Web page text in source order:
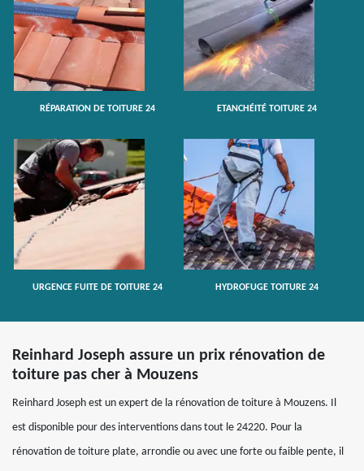
RÉPARATION DE TOITURE 24 ETANCHÉITÉ TOITURE 24
URGENCE FUITE DE TOITURE 24 HYDROFUGE TOITURE 24
Reinhard Joseph assure un prix rénovation de
toiture pas cher à Mouzens
Reinhard Joseph est un expert de la rénovation de toiture à Mouzens. Il
est disponible pour des interventions dans tout le 24220. Pour la
rénovation de toiture plate, arrondie ou avec une forte ou faible pente, il